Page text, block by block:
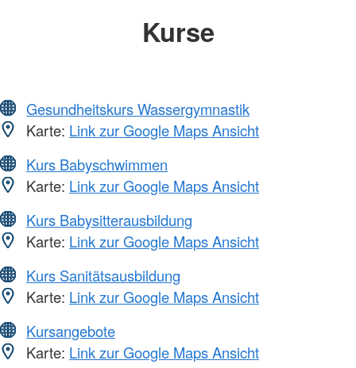
Kurse
Gesundheitskurs Wassergymnastik
Karte: Link zur Google Maps Ansicht
Kurs Babyschwimmen
Karte: Link zur Google Maps Ansicht
Kurs Babysitterausbildung
Karte: Link zur Google Maps Ansicht
Kurs Sanitätsausbildung
Karte: Link zur Google Maps Ansicht
Kursangebote
Karte: Link zur Google Maps Ansicht